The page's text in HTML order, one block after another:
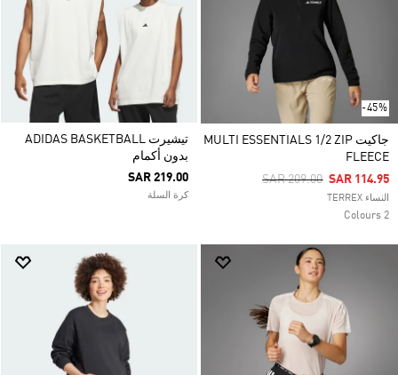
-45%
جاكيت MULTI ESSENTIALS 1/2 ZIP
FLEECE
Price Reduced From
SAR 209.00ToSAR 114.95
النساء TERREX
2 Colours
تيشيرت ADIDAS BASKETBALL
بدون أكمام
SAR 219.00
كرة السلة